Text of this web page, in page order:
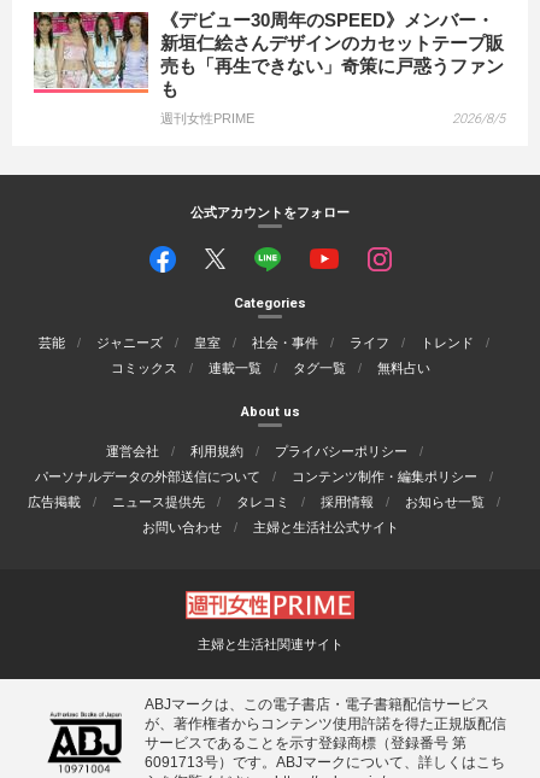
《デビュー30周年のSPEED》メンバー・
新垣仁絵さんデザインのカセットテープ販
売も「再生できない」奇策に戸惑うファン
も
週刊女性PRIME 2026/8/5
公式アカウントをフォロー
Categories
芸能 ジャニーズ 皇室 社会・事件 ライフ
トレンド
コミックス
連載一覧 タグ一覧 無料占い
About us
運営会社 利用規約
プライバシーポリシー
パーソナルデータの外部送信について
コンテンツ制作・編集ポリシー
広告掲載
ニュース提供先 タレコミ 採用情報
お知らせ一覧
お問い合わせ
主婦と生活社公式サイト
主婦と生活社関連サイト
ABJマークは、この電子書店・電子書籍配信サービス
が、著作権者からコンテンツ使用許諾を得た正規版配信
サービスであることを示す登録商標（登録番号 第
6091713号）です。ABJマークについて、詳しくはこち